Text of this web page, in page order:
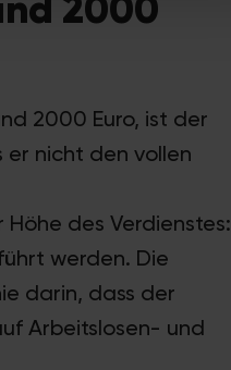
2000 Euro, ist der
er nicht den vollen
des Verdienstes:
werden. Die
darin, dass der
Arbeitslosen- und